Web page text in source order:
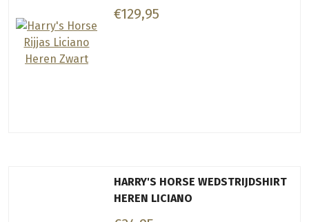
€129,95
HARRY'S HORSE WEDSTRIJDSHIRT
HEREN LICIANO